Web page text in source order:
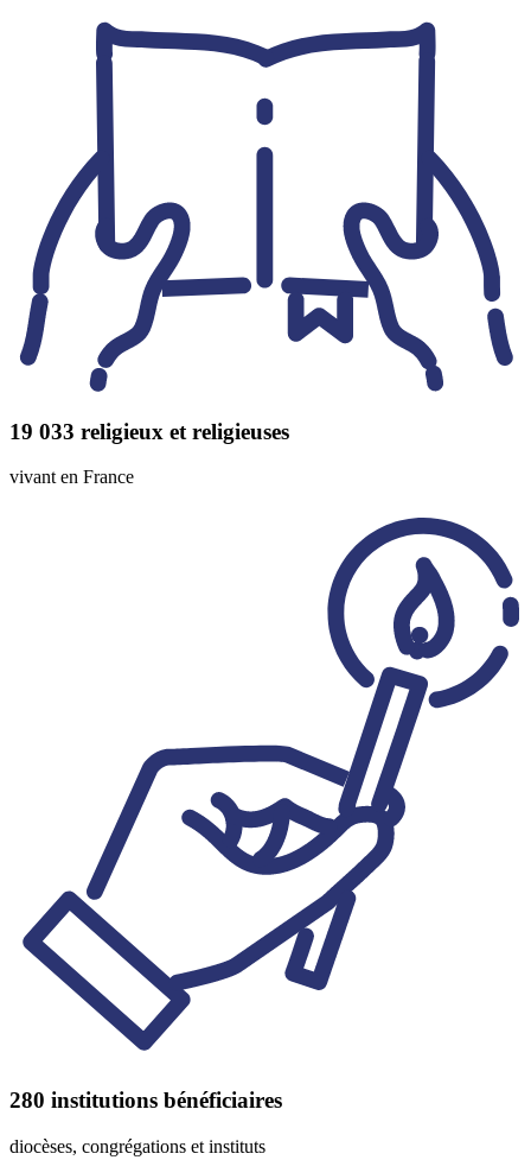
19 033 religieux et religieuses
vivant en France
280 institutions bénéficiaires
diocèses, congrégations et instituts